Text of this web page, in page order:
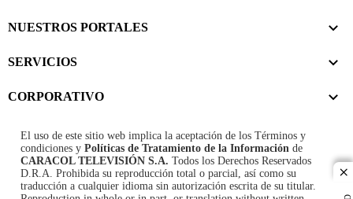
NUESTROS PORTALES
SERVICIOS
CORPORATIVO
El uso de este sitio web implica la aceptación de los Términos y
condiciones y Políticas de Tratamiento de la Información de
CARACOL TELEVISIÓN S.A. Todos los Derechos Reservados
D.R.A. Prohibida su reproducción total o parcial, así como su
traducción a cualquier idioma sin autorización escrita de su titular.